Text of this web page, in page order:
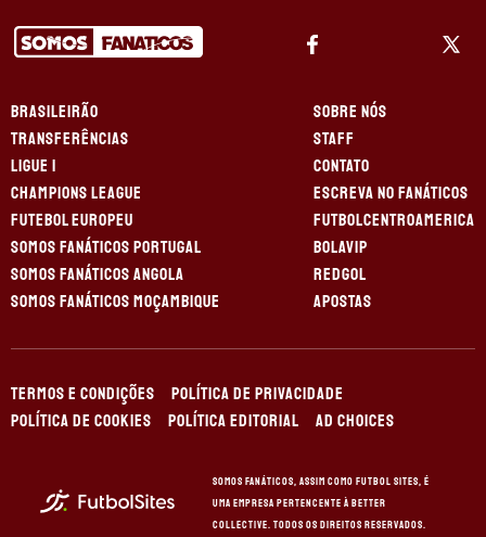
BRASILEIRÃO
TRANSFERÊNCIAS
LIGUE 1
CHAMPIONS LEAGUE
FUTEBOL EUROPEU
SOMOS FANÁTICOS PORTUGAL
SOMOS FANÁTICOS ANGOLA
SOMOS FANÁTICOS MOÇAMBIQUE
SOBRE NÓS
STAFF
CONTATO
ESCREVA NO FANÁTICOS
FUTBOLCENTROAMERICA
BOLAVIP
REDGOL
APOSTAS
TERMOS E CONDIÇÕES
POLÍTICA DE PRIVACIDADE
POLÍTICA DE COOKIES
POLÍTICA EDITORIAL AD CHOICES
Somos Fanáticos, assim como Futbol Sites, é
uma empresa pertencente à Better
Collective. Todos os direitos reservados.